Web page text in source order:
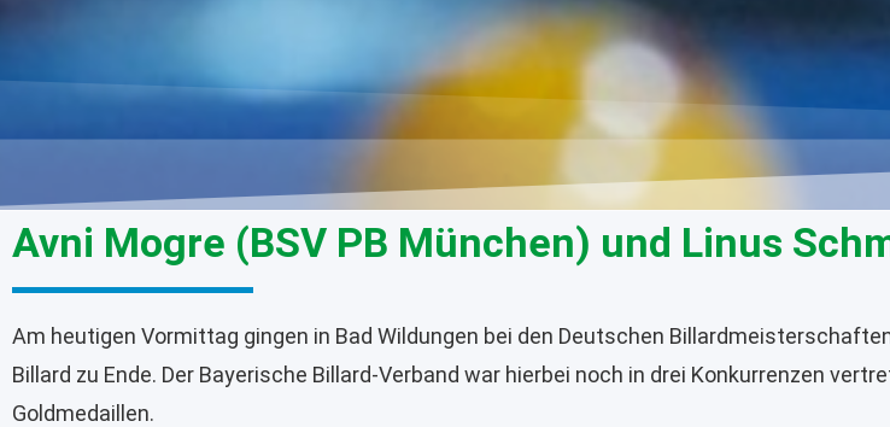
Avni Mogre (BSV PB München) und Linus
Am heutigen Vormittag gingen in Bad Wildungen bei den Deutschen
Billard zu Ende. Der Bayerische Billard-Verband war hierbei noch in drei Konkurrenzen
Goldmedaillen.